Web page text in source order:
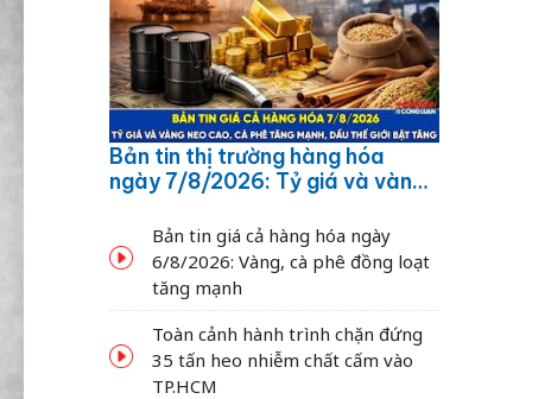
Bản tin thị trường hàng hóa
ngày 7/8/2026: Tỷ giá và vàng
dầu thế giới bật tăng
Bản tin giá cả hàng hóa ngày
6/8/2026: Vàng, cà phê đồng loạt
tăng mạnh
Toàn cảnh hành trình chặn đứng
35 tấn heo nhiễm chất cấm vào
TP.HCM